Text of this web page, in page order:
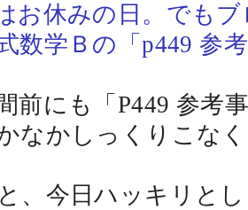
お休みの日。でも
数学Ｂの「p449 参
前にも「P449 参考
なかしっくりこな
、今日ハッキリと